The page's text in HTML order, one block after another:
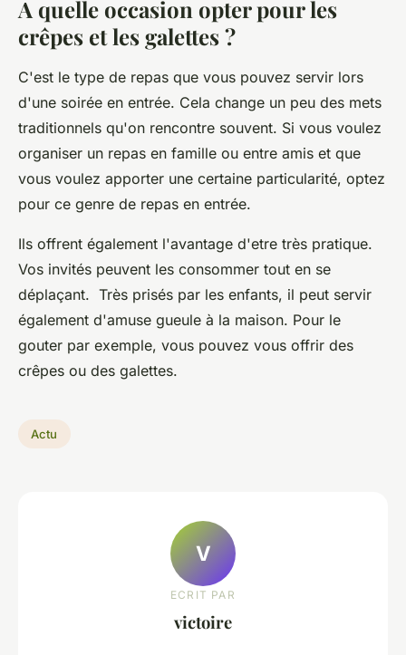
A quelle occasion opter pour les
crêpes et les galettes ?
C'est le type de repas que vous pouvez servir lors
d'une soirée en entrée. Cela change un peu des mets
traditionnels qu'on rencontre souvent. Si vous voulez
organiser un repas en famille ou entre amis et que
vous voulez apporter une certaine particularité, optez
pour ce genre de repas en entrée.
Ils offrent également l'avantage d'etre très pratique.
Vos invités peuvent les consommer tout en se
déplaçant. Très prisés par les enfants, il peut servir
également d'amuse gueule à la maison. Pour le
gouter par exemple, vous pouvez vous offrir des
crêpes ou des galettes.
Actu
V
ECRIT PAR
victoire